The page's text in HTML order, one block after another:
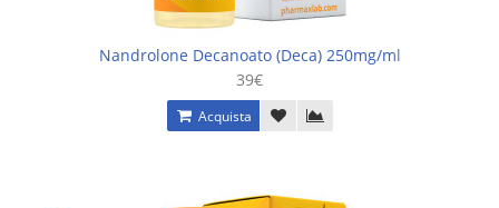
Nandrolone Decanoato (Deca) 250mg/ml
39€
Acquista